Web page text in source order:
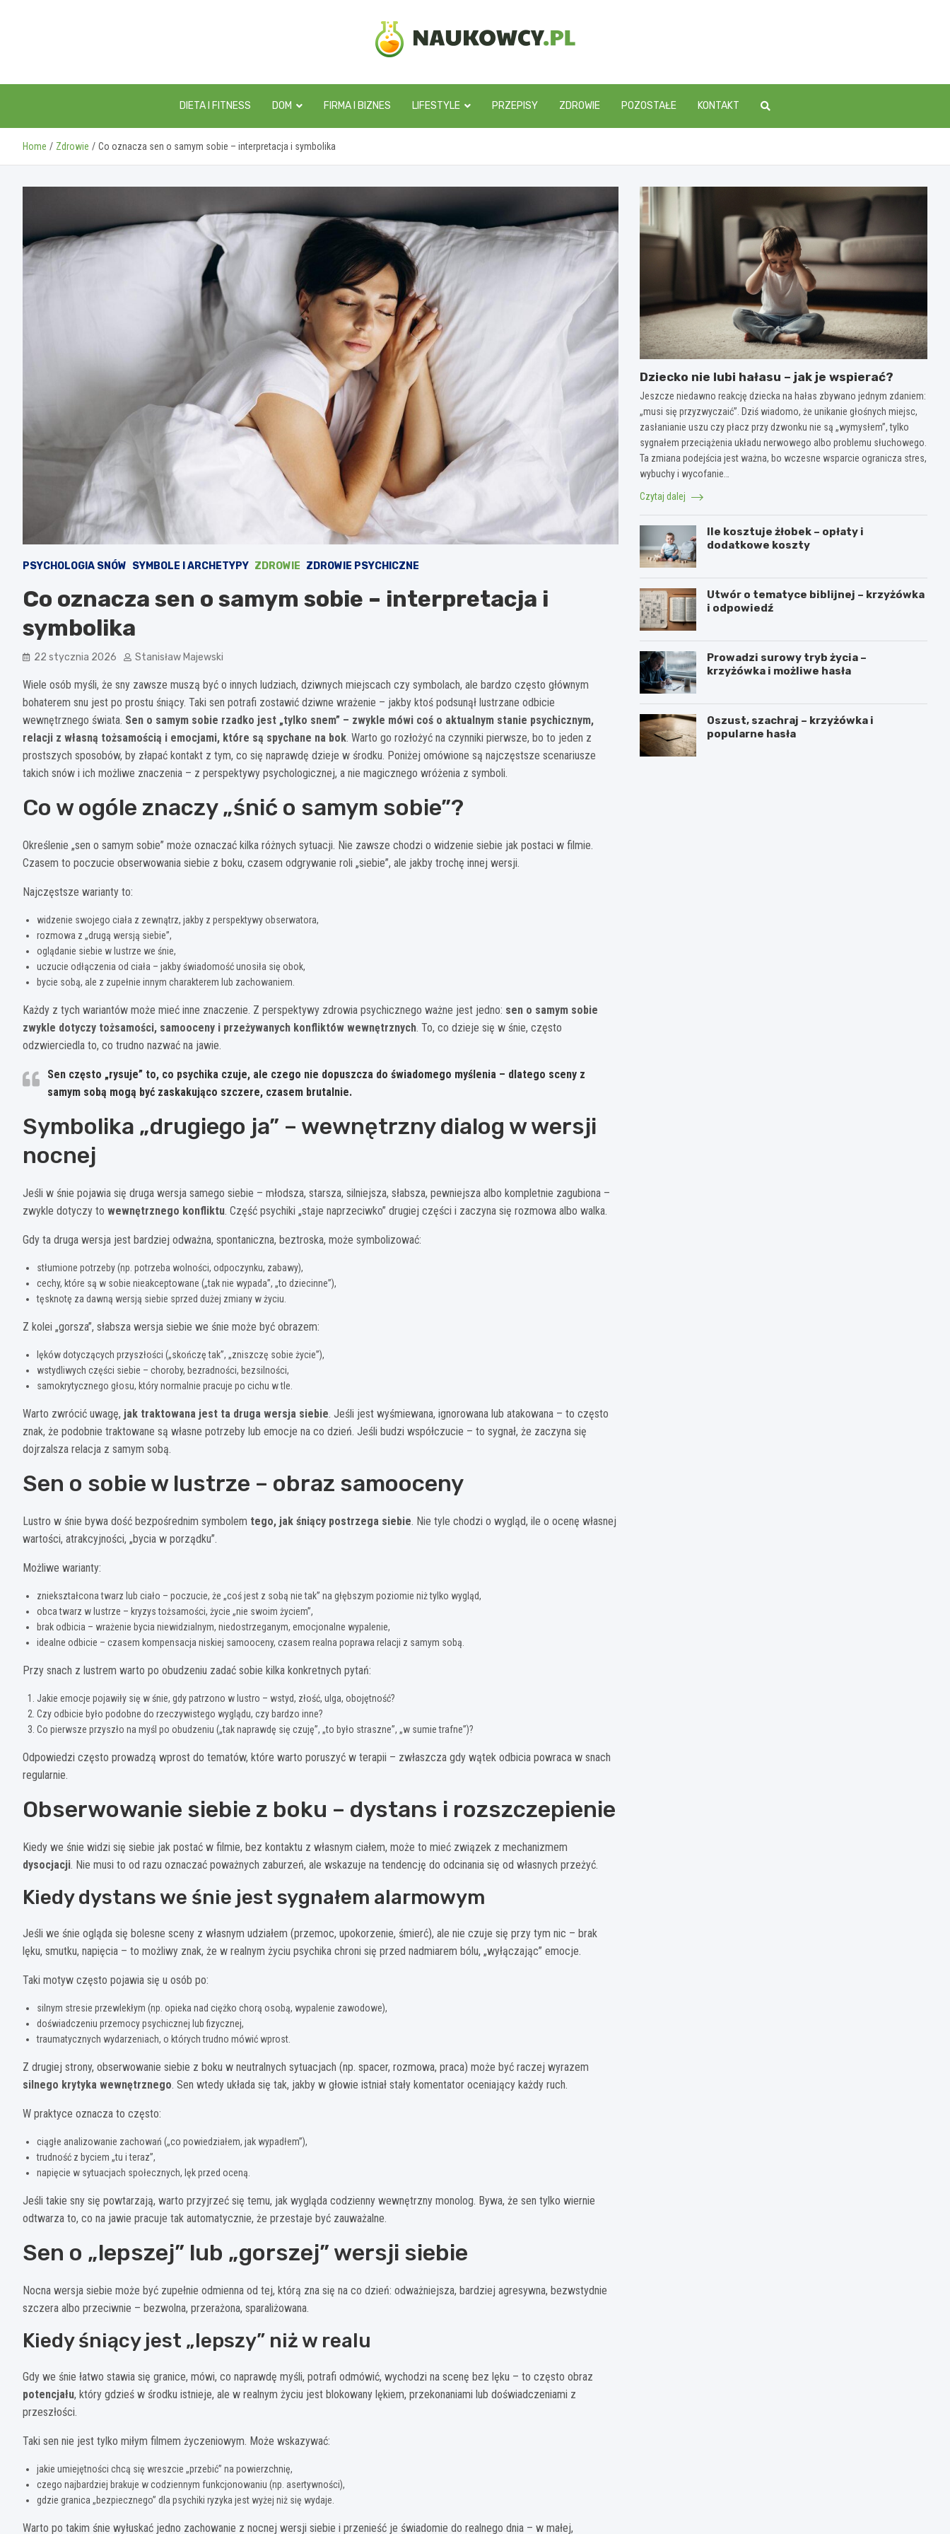
naukowcy.pl
DIETA I FITNESS DOM FIRMA I BIZNES LIFESTYLE PRZEPISY ZDROWIE POZOSTAŁE KONTAKT
Home Zdrowie Co oznacza sen o samym sobie – interpretacja i symbolika
PSYCHOLOGIA SNÓW SYMBOLE I ARCHETYPY ZDROWIE ZDROWIE PSYCHICZNE
Co oznacza sen o samym sobie – interpretacja i
symbolika
22 stycznia 2026 Stanisław Majewski
Wiele osób myśli, że sny zawsze muszą być o innych ludziach, dziwnych miejscach czy symbolach, ale bardzo często głównym
bohaterem snu jest po prostu śniący. Taki sen potrafi zostawić dziwne wrażenie – jakby ktoś podsunął lustrzane odbicie
wewnętrznego świata. Sen o samym sobie rzadko jest „tylko snem” – zwykle mówi coś o aktualnym stanie psychicznym,
relacji z własną tożsamością i emocjami, które są spychane na bok. Warto go rozłożyć na czynniki pierwsze, bo to jeden z
prostszych sposobów, by złapać kontakt z tym, co się naprawdę dzieje w środku. Poniżej omówione są najczęstsze scenariusze
takich snów i ich możliwe znaczenia – z perspektywy psychologicznej, a nie magicznego wróżenia z symboli.
Co w ogóle znaczy „śnić o samym sobie”?
Określenie „sen o samym sobie” może oznaczać kilka różnych sytuacji. Nie zawsze chodzi o widzenie siebie jak postaci w filmie.
Czasem to poczucie obserwowania siebie z boku, czasem odgrywanie roli „siebie”, ale jakby trochę innej wersji.
Najczęstsze warianty to:
widzenie swojego ciała z zewnątrz, jakby z perspektywy obserwatora,
rozmowa z „drugą wersją siebie”,
oglądanie siebie w lustrze we śnie,
uczucie odłączenia od ciała – jakby świadomość unosiła się obok,
bycie sobą, ale z zupełnie innym charakterem lub zachowaniem.
Każdy z tych wariantów może mieć inne znaczenie. Z perspektywy zdrowia psychicznego ważne jest jedno: sen o samym sobie
zwykle dotyczy tożsamości, samooceny i przeżywanych konfliktów wewnętrznych. To, co dzieje się w śnie, często
odzwierciedla to, co trudno nazwać na jawie.
Sen często „rysuje” to, co psychika czuje, ale czego nie dopuszcza do świadomego myślenia – dlatego sceny z
samym sobą mogą być zaskakująco szczere, czasem brutalnie.
Symbolika „drugiego ja” – wewnętrzny dialog w wersji
nocnej
Jeśli w śnie pojawia się druga wersja samego siebie – młodsza, starsza, silniejsza, słabsza, pewniejsza albo kompletnie zagubiona –
zwykle dotyczy to wewnętrznego konfliktu. Część psychiki „staje naprzeciwko” drugiej części i zaczyna się rozmowa albo walka.
Gdy ta druga wersja jest bardziej odważna, spontaniczna, beztroska, może symbolizować:
stłumione potrzeby (np. potrzeba wolności, odpoczynku, zabawy),
cechy, które są w sobie nieakceptowane („tak nie wypada”, „to dziecinne”),
tęsknotę za dawną wersją siebie sprzed dużej zmiany w życiu.
Z kolei „gorsza”, słabsza wersja siebie we śnie może być obrazem:
lęków dotyczących przyszłości („skończę tak”, „zniszczę sobie życie”),
wstydliwych części siebie – choroby, bezradności, bezsilności,
samokrytycznego głosu, który normalnie pracuje po cichu w tle.
Warto zwrócić uwagę, jak traktowana jest ta druga wersja siebie. Jeśli jest wyśmiewana, ignorowana lub atakowana – to często
znak, że podobnie traktowane są własne potrzeby lub emocje na co dzień. Jeśli budzi współczucie – to sygnał, że zaczyna się
dojrzalsza relacja z samym sobą.
Sen o sobie w lustrze – obraz samooceny
Lustro w śnie bywa dość bezpośrednim symbolem tego, jak śniący postrzega siebie. Nie tyle chodzi o wygląd, ile o ocenę własnej
wartości, atrakcyjności, „bycia w porządku”.
Możliwe warianty:
zniekształcona twarz lub ciało – poczucie, że „coś jest z sobą nie tak” na głębszym poziomie niż tylko wygląd,
obca twarz w lustrze – kryzys tożsamości, życie „nie swoim życiem”,
brak odbicia – wrażenie bycia niewidzialnym, niedostrzeganym, emocjonalne wypalenie,
idealne odbicie – czasem kompensacja niskiej samooceny, czasem realna poprawa relacji z samym sobą.
Przy snach z lustrem warto po obudzeniu zadać sobie kilka konkretnych pytań:
Jakie emocje pojawiły się w śnie, gdy patrzono w lustro – wstyd, złość, ulga, obojętność?
Czy odbicie było podobne do rzeczywistego wyglądu, czy bardzo inne?
Co pierwsze przyszło na myśl po obudzeniu („tak naprawdę się czuję”, „to było straszne”, „w sumie trafne”)?
Odpowiedzi często prowadzą wprost do tematów, które warto poruszyć w terapii – zwłaszcza gdy wątek odbicia powraca w snach
regularnie.
Obserwowanie siebie z boku – dystans i rozszczepienie
Kiedy we śnie widzi się siebie jak postać w filmie, bez kontaktu z własnym ciałem, może to mieć związek z mechanizmem
dysocjacji. Nie musi to od razu oznaczać poważnych zaburzeń, ale wskazuje na tendencję do odcinania się od własnych przeżyć.
Kiedy dystans we śnie jest sygnałem alarmowym
Jeśli we śnie ogląda się bolesne sceny z własnym udziałem (przemoc, upokorzenie, śmierć), ale nie czuje się przy tym nic – brak
lęku, smutku, napięcia – to możliwy znak, że w realnym życiu psychika chroni się przed nadmiarem bólu, „wyłączając” emocje.
Taki motyw często pojawia się u osób po:
silnym stresie przewlekłym (np. opieka nad ciężko chorą osobą, wypalenie zawodowe),
doświadczeniu przemocy psychicznej lub fizycznej,
traumatycznych wydarzeniach, o których trudno mówić wprost.
Z drugiej strony, obserwowanie siebie z boku w neutralnych sytuacjach (np. spacer, rozmowa, praca) może być raczej wyrazem
silnego krytyka wewnętrznego. Sen wtedy układa się tak, jakby w głowie istniał stały komentator oceniający każdy ruch.
W praktyce oznacza to często:
ciągłe analizowanie zachowań („co powiedziałem, jak wypadłem”),
trudność z byciem „tu i teraz”,
napięcie w sytuacjach społecznych, lęk przed oceną.
Jeśli takie sny się powtarzają, warto przyjrzeć się temu, jak wygląda codzienny wewnętrzny monolog. Bywa, że sen tylko wiernie
odtwarza to, co na jawie pracuje tak automatycznie, że przestaje być zauważalne.
Sen o „lepszej” lub „gorszej” wersji siebie
Nocna wersja siebie może być zupełnie odmienna od tej, którą zna się na co dzień: odważniejsza, bardziej agresywna, bezwstydnie
szczera albo przeciwnie – bezwolna, przerażona, sparaliżowana.
Kiedy śniący jest „lepszy” niż w realu
Gdy we śnie łatwo stawia się granice, mówi, co naprawdę myśli, potrafi odmówić, wychodzi na scenę bez lęku – to często obraz
potencjału, który gdzieś w środku istnieje, ale w realnym życiu jest blokowany lękiem, przekonaniami lub doświadczeniami z
przeszłości.
Taki sen nie jest tylko miłym filmem życzeniowym. Może wskazywać:
jakie umiejętności chcą się wreszcie „przebić” na powierzchnię,
czego najbardziej brakuje w codziennym funkcjonowaniu (np. asertywności),
gdzie granica „bezpiecznego” dla psychiki ryzyka jest wyżej niż się wydaje.
Warto po takim śnie wyłuskać jedno zachowanie z nocnej wersji siebie i przenieść je świadomie do realnego dnia – w małej,
Dziecko nie lubi hałasu – jak je wspierać?
Jeszcze niedawno reakcję dziecka na hałas zbywano jednym zdaniem:
„musi się przyzwyczaić”. Dziś wiadomo, że unikanie głośnych miejsc,
zasłanianie uszu czy płacz przy dzwonku nie są „wymysłem”, tylko
sygnałem przeciążenia układu nerwowego albo problemu słuchowego.
Ta zmiana podejścia jest ważna, bo wczesne wsparcie ogranicza stres,
wybuchy i wycofanie…
Czytaj dalej
Ile kosztuje żłobek – opłaty i
dodatkowe koszty
Utwór o tematyce biblijnej – krzyżówka
i odpowiedź
Prowadzi surowy tryb życia –
krzyżówka i możliwe hasła
Oszust, szachraj – krzyżówka i
popularne hasła